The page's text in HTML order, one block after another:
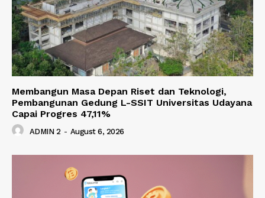
Membangun Masa Depan Riset dan Teknologi,
Pembangunan Gedung L-SSIT Universitas Udayana
Capai Progres 47,11%
ADMIN 2 - August 6, 2026